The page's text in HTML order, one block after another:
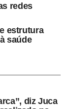
redes
estrutura
saúde
diz Juca